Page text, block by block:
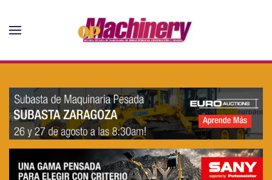
Skip to main content